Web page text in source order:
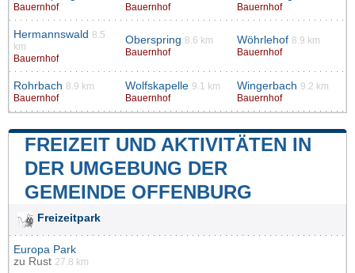
Bauernhof
Bauernhof
Bauernhof
Hermannswald 8.5
km
Bauernhof
Oberspring 8.6 km
Bauernhof
Wöhrlehof 8.9 km
Bauernhof
Rohrbach 8.9 km
Bauernhof
Wolfskapelle 9.1 km
Bauernhof
Wingerbach 9.2 km
Bauernhof
FREIZEIT UND AKTIVITÄTEN IN
DER UMGEBUNG DER
GEMEINDE OFFENBURG
Freizeitpark
Europa Park
zu Rust 27.8 km